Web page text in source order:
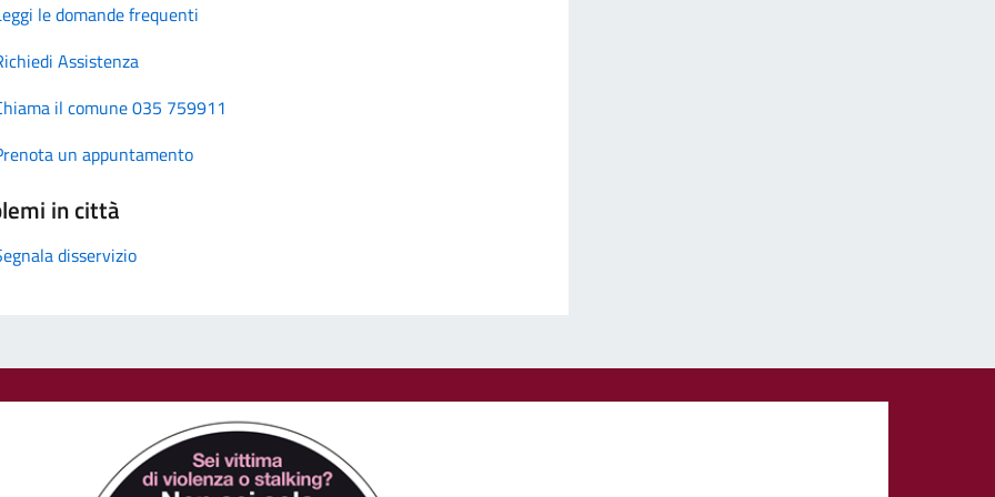
le domande frequenti
Assistenza
il comune 035 759911
un appuntamento
in città
disservizio